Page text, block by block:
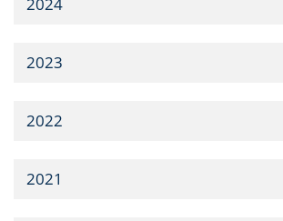
2024
2023
2022
2021